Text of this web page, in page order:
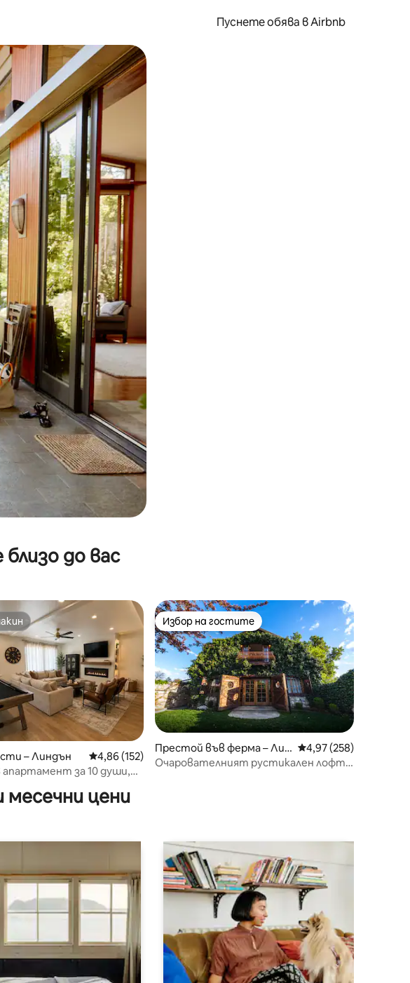
Пуснете обява в Airbnb
навигирайте с докосване или плъзгане.
до вас
5, 95 отзива
– Линдън Средна оценка: 4,86 от 5, 152 отзива
4,86 (152)
за 10 души,
Избор на гостите
Избор на гостите
Престой във ферма – Лин
дън
Средна оценка: 4,97
4,97 (258)
Очарователният рустикален лофт
цени